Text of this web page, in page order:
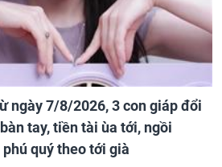
ngày 7/8/2026, 3 con giáp đổi
tay, tiền tài ùa tới, ngồi
quý theo tới già